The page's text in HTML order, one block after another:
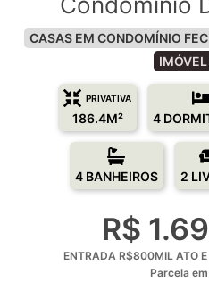
CASAS EM CONDOMÍNIO
PRIVATIVA
186.4M² 4
4 BANHEIROS 2
R$
ENTRADA R$800MIL ATO
Parcela